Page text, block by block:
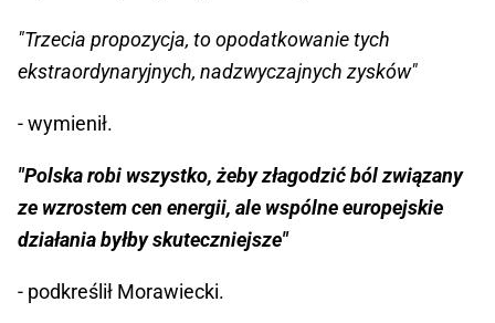
"Trzecia propozycja, to opodatkowanie tych
ekstraordynaryjnych, nadzwyczajnych zysków"
- wymienił.
"Polska robi wszystko, żeby złagodzić ból związany
ze wzrostem cen energii, ale wspólne europejskie
działania byłby skuteczniejsze"
- podkreślił Morawiecki.